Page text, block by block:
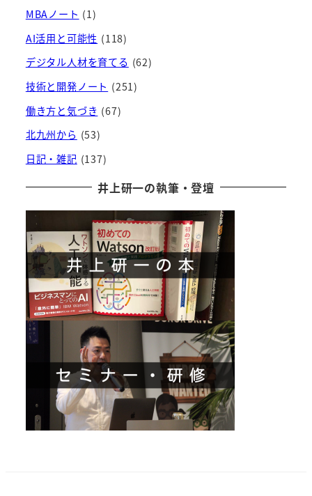
ブ
MBAノート (1)
AI活用と可能性 (118)
デジタル人材を育てる (62)
技術と開発ノート (251)
働き方と気づき (67)
北九州から (53)
日記・雑記 (137)
井上研一の執筆・登壇